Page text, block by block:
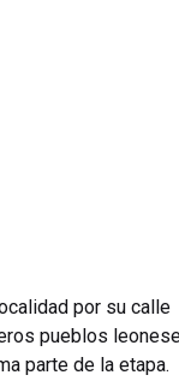
por su calle
pueblos
parte de la etapa.